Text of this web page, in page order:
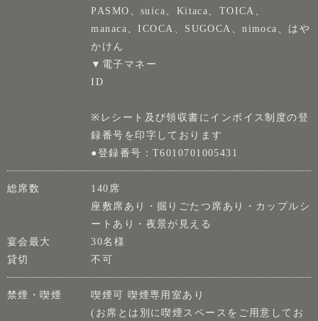
PASMO、suica、Kitaca、TOICA、
manaca、ICOCA、SUGOCA、nimoca、はや
かけん
▼電子マネー
ID
※レシート及び領収書にインボイス制度の登
録番号を印字しております
●登録番号：T6010701005431
総席数
140席
座敷席あり・掘りごたつ席あり・カップルシ
ートあり・夜景が見える
宴会最大
30名様
貸切
不可
禁煙・喫煙
喫煙可 喫煙専用室あり
(お席とは別に喫煙スペースをご用意してお